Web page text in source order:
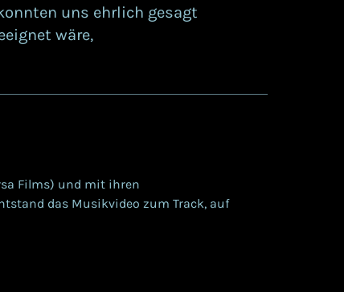
uns ehrlich gesagt
wäre,
Films) und mit ihren
das Musikvideo zum Track, auf